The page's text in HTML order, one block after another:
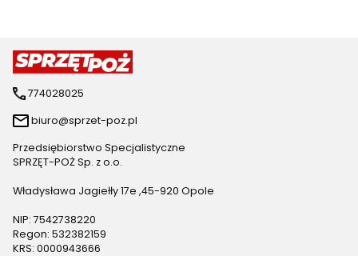
774028025
biuro@sprzet-poz.pl
Przedsiębiorstwo Specjalistyczne
SPRZĘT-POŻ Sp. z o.o.
Władysława Jagiełły 17e ,45-920 Opole
NIP: 7542738220
Regon: 532382159
KRS: 0000943666